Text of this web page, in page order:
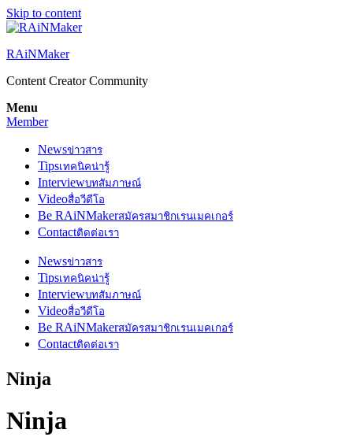
Skip to content
RAiNMaker
Content Creator Community
Menu
Member
Newsข่าวสาร
Tipsเทคนิคน่ารู้
Interviewบทสัมภาษณ์
Videoสื่อวีดีโอ
Be RAiNMakerสมัครสมาชิกเรนเมคเกอร์
Contactติดต่อเรา
Newsข่าวสาร
Tipsเทคนิคน่ารู้
Interviewบทสัมภาษณ์
Videoสื่อวีดีโอ
Be RAiNMakerสมัครสมาชิกเรนเมคเกอร์
Contactติดต่อเรา
Ninja
Ninja